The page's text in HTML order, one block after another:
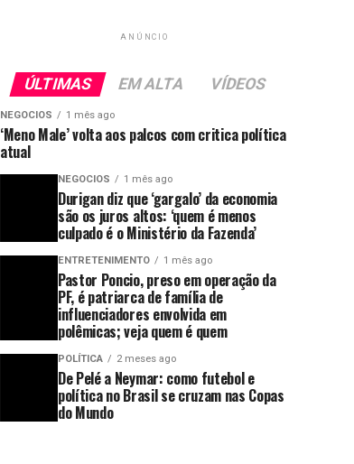
ANÚNCIO
ÚLTIMAS EM ALTA VÍDEOS
NEGOCIOS 1 mês ago
‘Meno Male’ volta aos palcos com critica política
atual
NEGOCIOS 1 mês ago
Durigan diz que ‘gargalo’ da economia
são os juros altos: ‘quem é menos
culpado é o Ministério da Fazenda’
ENTRETENIMENTO 1 mês ago
Pastor Poncio, preso em operação da
PF, é patriarca de família de
influenciadores envolvida em
polêmicas; veja quem é quem
POLÍTICA 2 meses ago
De Pelé a Neymar: como futebol e
política no Brasil se cruzam nas Copas
do Mundo